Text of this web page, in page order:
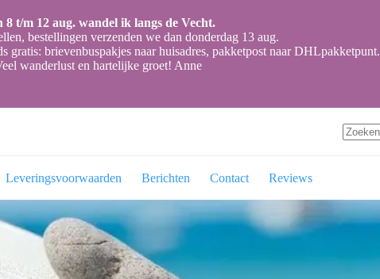
8 t/m 12 aug. wandel ik langs de Vecht.
bestellingen verzenden we dan donderdag 13 aug.
gratis: brievenbuspakjes naar huisadres, pakketpost naar DHLpakketpunt.
wanderlust en hartelijke groet! Anne
Leveringsvoorwaarden Berichten Contact Reviews